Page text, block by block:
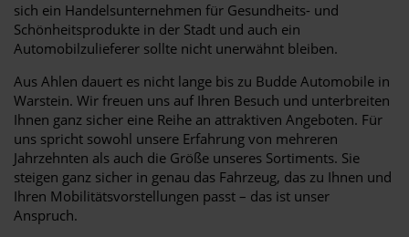
sich ein Handelsunternehmen für Gesundheits- und
Schönheitsprodukte in der Stadt und auch ein
Automobilzulieferer sollte nicht unerwähnt bleiben.
Aus Ahlen dauert es nicht lange bis zu Budde Automobile in
Warstein. Wir freuen uns auf Ihren Besuch und unterbreiten
Ihnen ganz sicher eine Reihe an attraktiven Angeboten. Für
uns spricht sowohl unsere Erfahrung von mehreren
Jahrzehnten als auch die Größe unseres Sortiments. Sie
steigen ganz sicher in genau das Fahrzeug, das zu Ihnen und
Ihren Mobilitätsvorstellungen passt – das ist unser
Anspruch.